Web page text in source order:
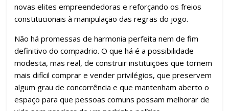
novas elites empreendedoras e reforçando os freios
constitucionais à manipulação das regras do jogo.
Não há promessas de harmonia perfeita nem de fim
definitivo do compadrio. O que há é a possibilidade
modesta, mas real, de construir instituições que tornem
mais difícil comprar e vender privilégios, que preservem
algum grau de concorrência e que mantenham aberto o
espaço para que pessoas comuns possam melhorar de